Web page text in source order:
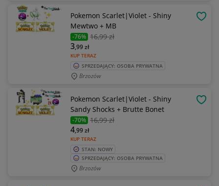
Pokemon Scarlet|Violet - Shiny
Mewtwo + MB
-76% 16,99 zł
KUP TERAZ
3,99zł
SPRZEDAJĄCY: OSOBA PRYWATNA
Brzozów
Pokemon Scarlet|Violet - Shiny
Sandy Shocks + Brutte Bonet
-70% 16,99 zł
KUP TERAZ
4,99zł
STAN: NOWY
SPRZEDAJĄCY: OSOBA PRYWATNA
Brzozów